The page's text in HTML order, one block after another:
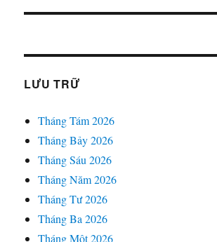
LƯU TRỮ
Tháng Tám 2026
Tháng Bảy 2026
Tháng Sáu 2026
Tháng Năm 2026
Tháng Tư 2026
Tháng Ba 2026
Tháng Một 2026